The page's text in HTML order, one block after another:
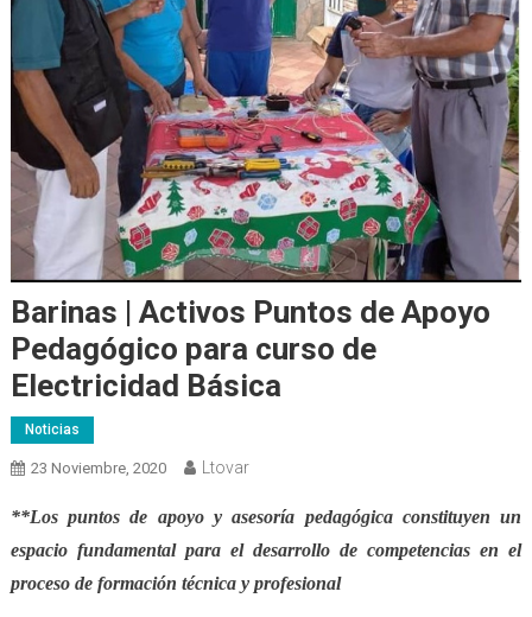
Barinas | Activos Puntos de Apoyo
Pedagógico para curso de
Electricidad Básica
Noticias
23 Noviembre, 2020 Ltovar
**Los puntos de apoyo y asesoría pedagógica constituyen un
espacio fundamental para el desarrollo de competencias en el
proceso de formación técnica y profesional